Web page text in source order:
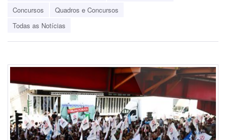
Concursos
Quadros e Concursos
Todas as Notícias